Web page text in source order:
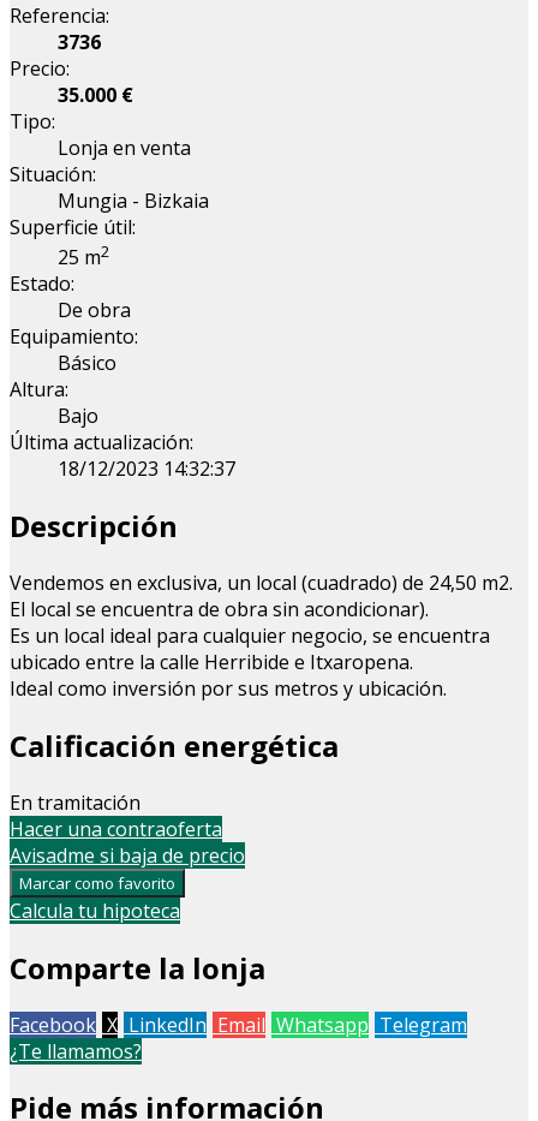
Referencia:
3736
Precio:
35.000 €
Tipo:
Lonja en venta
Situación:
Mungia - Bizkaia
Superficie útil:
25 m2
Estado:
De obra
Equipamiento:
Básico
Altura:
Bajo
Última actualización:
18/12/2023 14:32:37
Descripción
Vendemos en exclusiva, un local (cuadrado) de 24,50 m2.
El local se encuentra de obra sin acondicionar).
Es un local ideal para cualquier negocio, se encuentra
ubicado entre la calle Herribide e Itxaropena.
Ideal como inversión por sus metros y ubicación.
Calificación energética
En tramitación
Hacer una contraoferta
Avisadme si baja de precio
Marcar como favorito
Calcula tu hipoteca
Comparte la lonja
Facebook X LinkedIn Email Whatsapp Telegram
¿Te llamamos?
Pide más información